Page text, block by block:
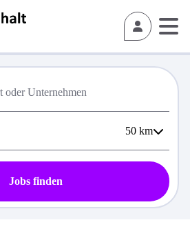
50 km
Jobs finden